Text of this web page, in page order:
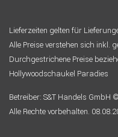
Lieferzeiten gelten für
Alle Preise verstehen sich inkl.
Durchgestrichene Preise
Hollywoodschaukel Paradies
Betreiber: S&T Handels GmbH
Alle Rechte vorbehalten.